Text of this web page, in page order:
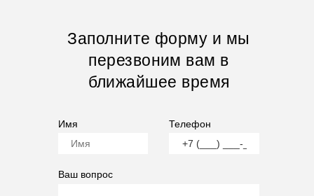
Заполните форму и мы
перезвоним вам в
ближайшее время
Имя Телефон
Ваш вопрос